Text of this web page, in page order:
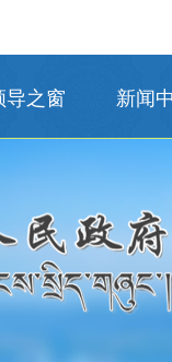
导之窗 新闻